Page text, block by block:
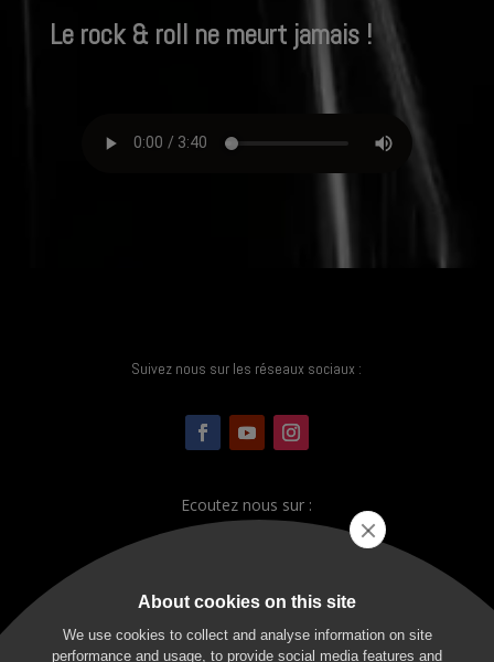
Le rock & roll ne meurt jamais !
Suivez nous sur les réseaux sociaux :
Ecoutez nous sur :
About cookies on this site
We use cookies to collect and analyse information on site
performance and usage, to provide social media features and